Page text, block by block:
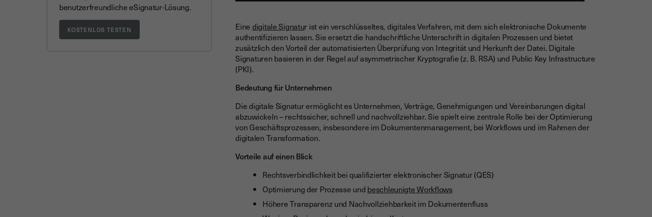
benutzerfreundliche eSignatur-Lösung.
Eine digitale Signatur ist ein verschlüsseltes, digitales Verfahren, mit dem sich elektronische Dokumente
authentifizieren lassen. Sie ersetzt die handschriftliche Unterschrift in digitalen Prozessen und bietet
zusätzlich den Vorteil der automatisierten Überprüfung von Integrität und Herkunft der Datei. Digitale
Signaturen basieren in der Regel auf asymmetrischer Kryptografie (z. B. RSA) und Public Key Infrastructure
(PKI).
Bedeutung für Unternehmen
Die digitale Signatur ermöglicht es Unternehmen, Verträge, Genehmigungen und Vereinbarungen digital
abzuwickeln – rechtssicher, schnell und nachvollziehbar. Sie spielt eine zentrale Rolle bei der Optimierung
von Geschäftsprozessen, insbesondere im Dokumentenmanagement, bei Workflows und im Rahmen der
digitalen Transformation.
Vorteile auf einen Blick
Rechtsverbindlichkeit bei qualifizierter elektronischer Signatur (QES)
Optimierung der Prozesse und beschleunigte Workflows
Höhere Transparenz und Nachvollziehbarkeit im Dokumentenfluss